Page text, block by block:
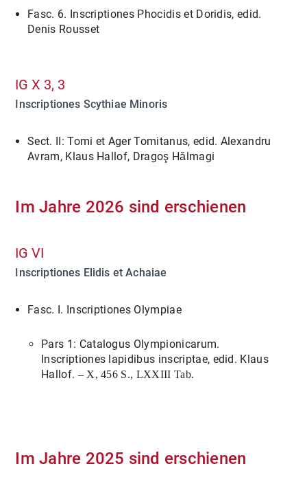
Fasc. 6. Inscriptiones Phocidis et Doridis, edid.
Denis Rousset
IG X 3, 3
Inscriptiones Scythiae Minoris
Sect. II: Tomi et Ager Tomitanus, edid. Alexandru
Avram, Klaus Hallof, Dragoş Hălmagi
Im Jahre 2026 sind erschienen
IG VI
Inscriptiones Elidis et Achaiae
Fasc. I. Inscriptiones Olympiae
Pars 1: Catalogus Olympionicarum.
Inscriptiones lapidibus inscriptae, edid. Klaus
Hallof. – X, 456 S., LXXIII Tab.
Im Jahre 2025 sind erschienen